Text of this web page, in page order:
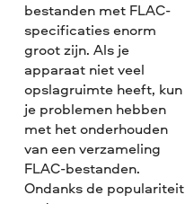
bestanden met FLAC-
specificaties enorm
groot zijn. Als je
apparaat niet veel
opslagruimte heeft, kun
je problemen hebben
met het onderhouden
van een verzameling
FLAC-bestanden.
Ondanks de populariteit